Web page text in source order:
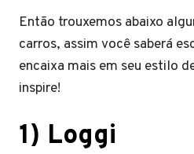
Então trouxemos abaixo
carros, assim você saberá
encaixa mais em seu estilo
inspire!
1) Loggi